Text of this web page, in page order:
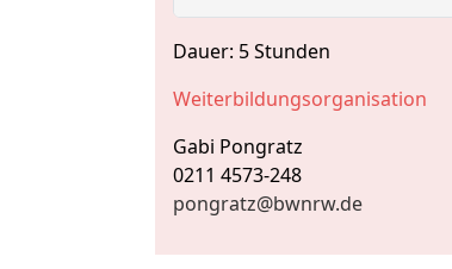
Dauer: 5 Stunden
Weiterbildungsorganisation
Gabi Pongratz
0211 4573-248
pongratz@bwnrw.de